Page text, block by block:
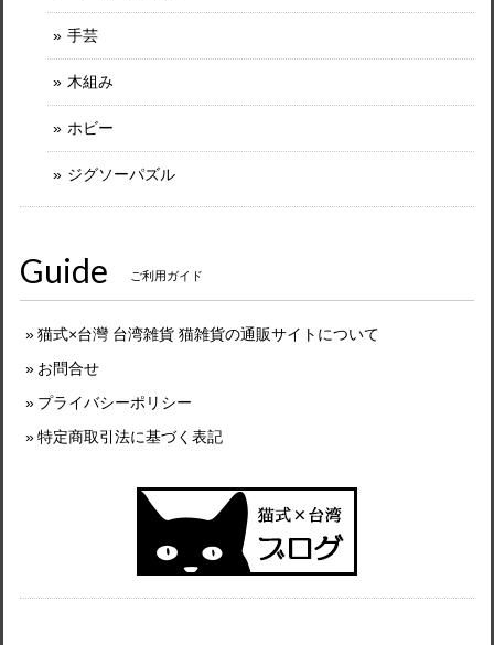
手芸
木組み
ホビー
ジグソーパズル
Guide ご利用ガイド
猫式×台灣 台湾雑貨 猫雑貨の通販サイトについて
お問合せ
プライバシーポリシー
特定商取引法に基づく表記